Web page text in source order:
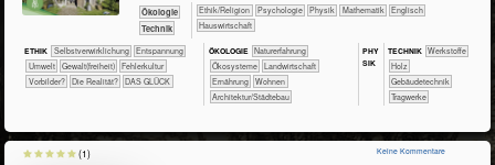
​​​​​​​Ökologie
​Technik
​​​​​​​​​​Ethik/​Religion ​​​​​​​​​​Psychologie ​​​​​​​Physik ​​​​​​Mathematik
​​​​Englisch
​Haus­wirtschaft
ETHIK ​​​​​​​​​​​​​​​​​​​​​​​​​​​​​​​​​​​​​​​​Selbst­verwirklichung
​​​​​​​​​​​​​Entspannung
​​​​​Umwelt
​​​​Gewalt(freiheit)
​​Fehlerkultur
​​Vorbilder?
​Die Realität? DAS GLÜCK
ÖKO​LOGIE ​​​​​​​​​​​​​Naturerfahrung
​​​​​​​​​​​Ökosysteme
​​​​​Landwirtschaft
​​​​Ernährung
​​​​Wohnen
​​​Architektur/­Städtebau
PHY​
SIK
TECH​NIK ​​​​​​​​​Werkstoffe
​​​​​​​​Holz
​​​​​Gebäudetechnik
​​​​​Tragwerke
Keine Kommentare
(1)